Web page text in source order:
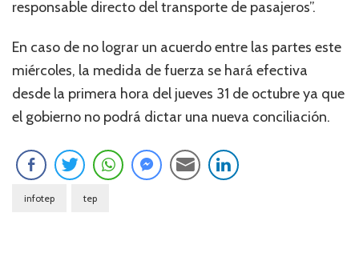
responsable directo del transporte de pasajeros”.
En caso de no lograr un acuerdo entre las partes este
miércoles, la medida de fuerza se hará efectiva
desde la primera hora del jueves 31 de octubre ya que
el gobierno no podrá dictar una nueva conciliación.
infotep tep